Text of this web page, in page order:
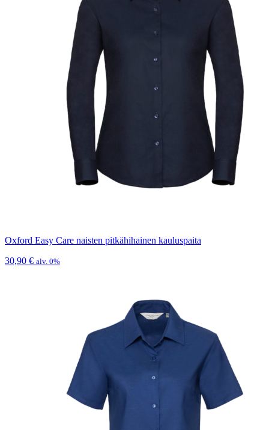
Oxford Easy Care naisten pitkähihainen kauluspaita
30,90 € alv. 0%